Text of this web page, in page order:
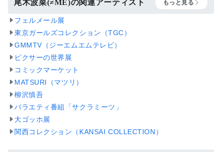
尾木波菜(≠ME)の関連アーティスト もっと見る
フェルメール展
東京ガールズコレクション（TGC）
GMMTV（ジーエムエムテレビ）
ピクサーの世界展
コミックマーケット
MATSURI（マツリ）
柳沢慎吾
バラエティ番組「サクラミーツ」
大ゴッホ展
関西コレクション（KANSAI COLLECTION）